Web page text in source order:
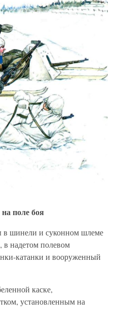
поле боя
в шинели и суконном шлеме
надетом полевом
катанки и вооруженный
каске,
установленным на